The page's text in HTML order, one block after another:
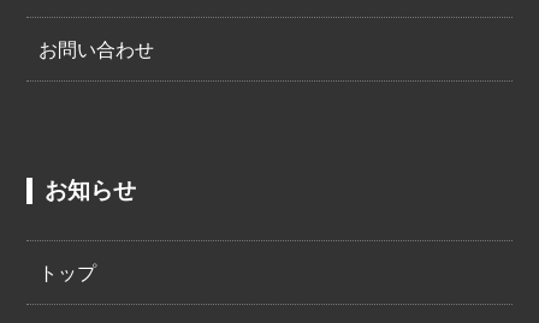
お問い合わせ
お知らせ
トップ